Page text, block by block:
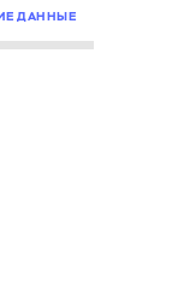
ДАННЫЕ